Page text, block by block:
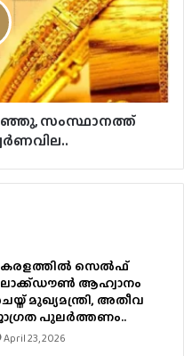
സംസ്ഥാനത്ത്
സെൽഫ്
ആഹ്വാനം
മുഖ്യമന്ത്രി, അതീവ
പുലർത്തണം..
April 23, 2026